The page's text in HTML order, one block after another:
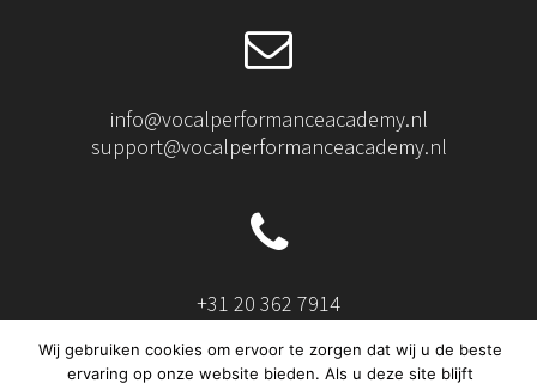
info@vocalperformanceacademy.nl
support@vocalperformanceacademy.nl
+31 20 362 7914
Wij gebruiken cookies om ervoor te zorgen dat wij u de beste
ervaring op onze website bieden. Als u deze site blijft